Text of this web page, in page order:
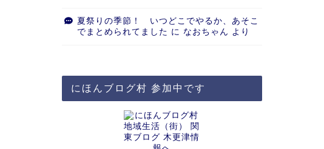
夏祭りの季節！ いつどこでやるか、あそこ
でまとめられてました に なおちゃん より
にほんブログ村 参加中です